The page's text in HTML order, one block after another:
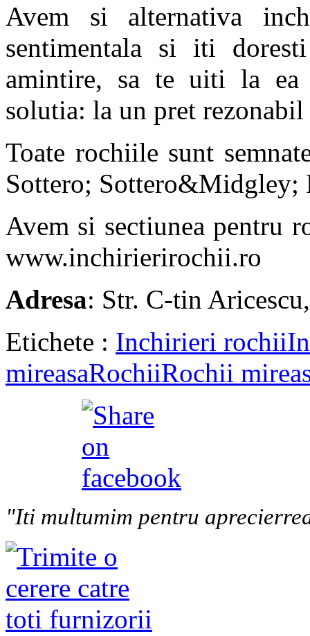
Avem si alternativa
sentimentala si iti
amintire, sa te uiti la
solutia: la un pret
Toate rochiile sunt
Sottero; Sottero&Midgley;
Avem si sectiunea pentru
www.inchirierirochii.ro
Adresa: Str. C-tin
Etichete : Inchirieri rochii
mireasaRochiiRochii
"Iti multumim pentru